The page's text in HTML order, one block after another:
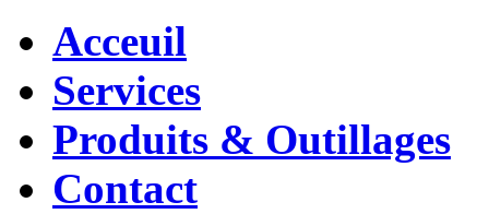
Acceuil
Services
Produits & Outillages
Contact